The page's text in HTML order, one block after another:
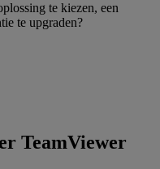
te kiezen, een
te upgraden?
TeamViewer